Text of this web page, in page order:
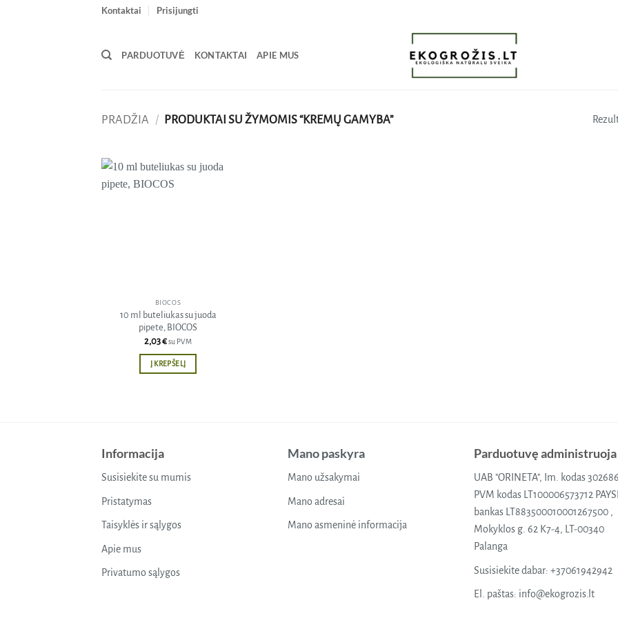
Kontaktai Prisijungti
PARDUOTUVĖ KONTAKTAI APIE MUS
PRADŽIA / PRODUKTAI SU ŽYMOMIS “KREMŲ GAMYBA”
BIOCOS
10 ml buteliukas su juoda
pipete, BIOCOS
2,03€su PVM
Į KREPŠELĮ
Informacija
Susisiekite su mumis
Pristatymas
Taisyklės ir sąlygos
Apie mus
Privatumo sąlygos
Mano paskyra
Mano užsakymai
Mano adresai
Mano asmeninė informacija
Parduotuvę administruoja
UAB "ORINETA", Im. kodas
PVM kodas LT100006573712
bankas LT883500010001267500 ,
Mokyklos g. 62 K7-4, LT-00340
Palanga
Susisiekite dabar: +37061942942
El. paštas: info@ekogrozis.lt